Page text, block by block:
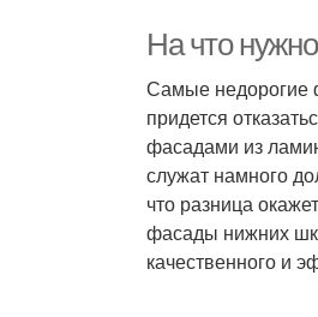
На что
Самые недорогие
придется
фасадами из
служат намного
что разница
фасады нижних
качественного и